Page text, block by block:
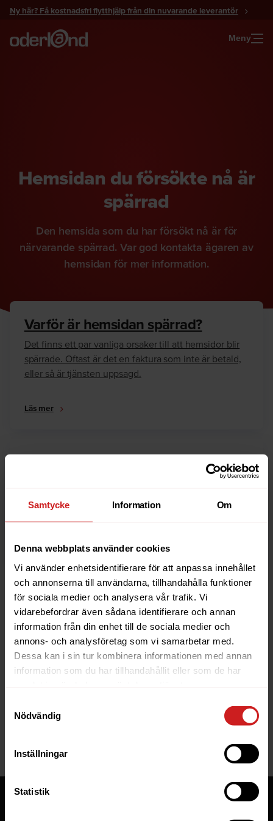
Samtycke Information Om
Denna webbplats använder cookies
Vi använder enhetsidentifierare för att anpassa innehållet
och annonserna till användarna, tillhandahålla funktioner
för sociala medier och analysera vår trafik. Vi
vidarebefordrar även sådana identifierare och annan
information från din enhet till de sociala medier och
annons- och analysföretag som vi samarbetar med.
Dessa kan i sin tur kombinera informationen med annan
information som du har tillhandahållit eller som de har
Nödvändig
Inställningar
Statistik
Gå
innehåll
Ny här? Få kostnadsfri flytthjälp från din nuvarande leverantör
Meny
Hemsidan du försökte nå är
spärrad
Den hemsida som du har försökt nå är för
närvarande spärrad. Var god kontakta ägaren av
hemsidan för mer information.
Varför är hemsidan spärrad?
Det finns ett par vanliga orsaker till att hemsidor blir
spärrade. Oftast är det en faktura som inte är betald,
eller så är tjänsten uppsagd.
Läs mer
Är du ägare till hemsidan eller domännamnet så har
anledningarna till varför en hemsida är spärrad.
Läs mer
The website you were trying to
reach has been suspended
If you are the owner of this website or domain please
read
website to be suspended.